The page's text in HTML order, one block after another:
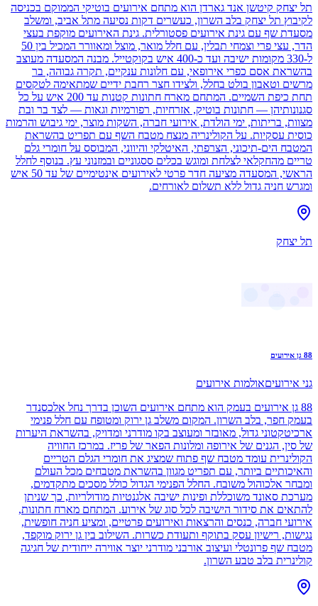
תל יצחק קיטשן אנד גארדן הוא מתחם אירועים בוטיקי הממוקם בכניסה
לקיבוץ תל יצחק בלב השרון, כעשרים דקות נסיעה מתל אביב, ומשלב
מסעדת שף עם גינת אירועים פסטורלית. גינת האירועים מוקפת בעצי
הדר, עצי פרי וצמחי תבלין, עם חלל מואר, מוצל ומאוורר המכיל בין 50
ל-330 מקומות ישיבה ועד כ-400 איש בקוקטייל. מבנה המסעדה מעוצב
בהשראת אסם כפרי אירופאי, עם חלונות ענקיים, תקרה גבוהה, בר
מרשים וטאבון בולט בחלל, ולצידו חצר רחבת ידיים שמתאימה לטקסים
תחת כיפת השמיים. המתחם מארח חתונות קטנות עד 200 איש על כל
סגנונותיהן — חתונות בוטיק, אזרחיות, רפורמיות וגאות — לצד בר ובת
מצוות, בריתות, ימי הולדת, אירועי חברה, השקות מוצר, ימי גיבוש והרמות
כוסית עסקיות. על הקולינריה מנצח מטבח השף עם תפריט בהשראת
המטבח הים-תיכוני, הצרפתי, האיטלקי והיווני, המבוסס על חומרי גלם
טריים מהחקלאי לצלחת ומוגש בכלים ססגוניים ובמזנוני עץ. בנוסף לחלל
הראשי, המסעדה מציעה חדר פרטי לאירועים אינטימיים של עד 50 איש
ומגרש חניה גדול ללא תשלום לאורחים.
תל יצחק
88 גן אירועים
גני אירועיםאולמות אירועים
88 גן אירועים בעמק הוא מתחם אירועים השוכן בדרך נחל אלכסנדר
בעמק חפר, בלב השרון. המקום משלב גן ירוק ומטופח עם חלל פנימי
ארכיטקטוני גדול, מאובזר ומעוצב בקו מודרני ומדויק, בהשראת היערות
של סין, הגנים של אירופה ומלונות הפאר של פריז. במרכז החוויה
הקולינרית עומד מטבח שף פתוח שמציג את חומרי הגלם הטריים
והאיכותיים ביותר, עם תפריט מגוון בהשראת מטבחים מכל העולם
ומבחר אלכוהול משובח. החלל הפנימי הגדול כולל מסכים מתקדמים,
מערכת סאונד משוכללת ופינות ישיבה אלגנטיות מודולריות, כך שניתן
להתאים את סידור הישיבה לכל סוג של אירוע. המתחם מארח חתונות,
אירועי חברה, כנסים והרצאות ואירועים פרטיים, ומציע חניה חופשית,
נגישות, רישיון עסק בתוקף ותעודת כשרות. השילוב בין גן ירוק מוקפד,
מטבח שף פרונטלי ועיצוב אורבני מודרני יוצר אווירה ייחודית של חגיגה
קולינרית בלב טבע השרון.